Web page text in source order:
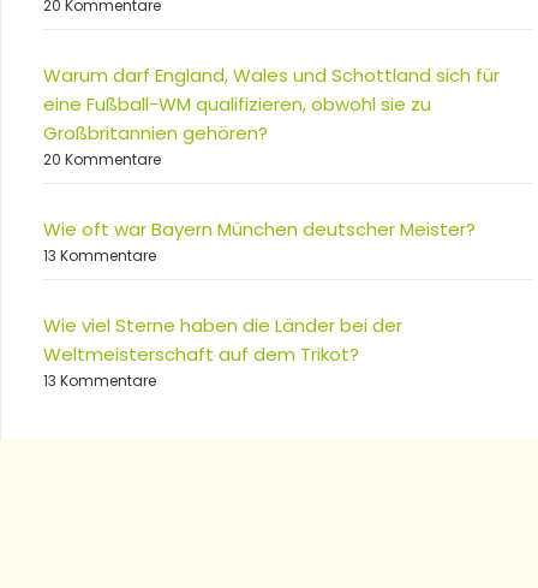
20 Kommentare
Warum darf England, Wales und Schottland sich für
eine Fußball-WM qualifizieren, obwohl sie zu
Großbritannien gehören?
20 Kommentare
Wie oft war Bayern München deutscher Meister?
13 Kommentare
Wie viel Sterne haben die Länder bei der
Weltmeisterschaft auf dem Trikot?
13 Kommentare